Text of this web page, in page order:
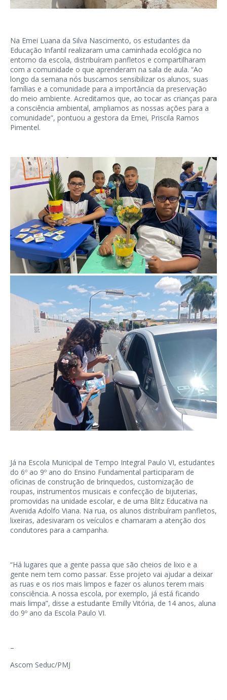
Na Emei Luana da Silva Nascimento, os estudantes da
Educação Infantil realizaram uma caminhada ecológica no
entorno da escola, distribuíram panfletos e compartilharam
com a comunidade o que aprenderam na sala de aula. “Ao
longo da semana nós buscamos sensibilizar os alunos, suas
famílias e a comunidade para a importância da preservação
do meio ambiente. Acreditamos que, ao tocar as crianças para
a consciência ambiental, ampliamos as nossas ações para a
comunidade”, pontuou a gestora da Emei, Priscila Ramos
Pimentel.
Já na Escola Municipal de Tempo Integral Paulo VI, estudantes
do 6º ao 9º ano do Ensino Fundamental participaram de
oficinas de construção de brinquedos, customização de
roupas, instrumentos musicais e confecção de bijuterias,
promovidas na unidade escolar, e de uma Blitz Educativa na
Avenida Adolfo Viana. Na rua, os alunos distribuíram panfletos,
lixeiras, adesivaram os veículos e chamaram a atenção dos
condutores para a campanha.
“Há lugares que a gente passa que são cheios de lixo e a
gente nem tem como passar. Esse projeto vai ajudar a deixar
as ruas e os rios mais limpos e fazer os alunos terem mais
consciência. A nossa escola, por exemplo, já está ficando
mais limpa”, disse a estudante Emilly Vitória, de 14 anos, aluna
do 9º ano da Escola Paulo VI.
–
Ascom Seduc/PMJ